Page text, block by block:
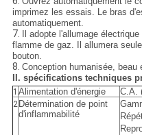
imprimez les essais. Le bras
automatiquement.
7.
Il adopte l'allumage
flamme de gaz. Il allumera
bouton.
8. Conception humanisée, beau
II. spécifications techniques
1 Alimentation d'énergie C.A.
2 Détermination de point
d'inflammabilité